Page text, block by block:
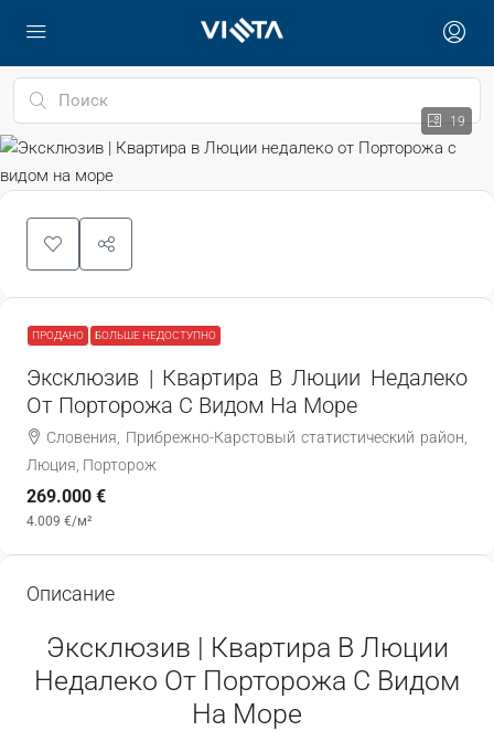
19
ПРОДАНО БОЛЬШЕ НЕДОСТУПНО
Эксклюзив | Квартира В Люции Недалеко
От Порторожа С Видом На Море
Словения, Прибрежно-Карстовый статистический район,
Люция, Порторож
269.000 €
4.009 €/м²
Описание
Эксклюзив | Квартира В Люции
Недалеко От Порторожа С Видом
На Море